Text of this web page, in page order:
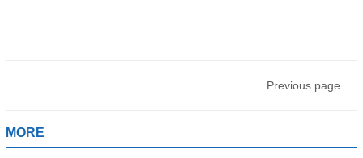
Previous page
MORE